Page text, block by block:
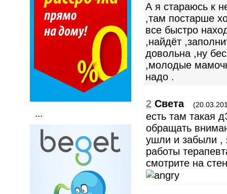
...
А я стараюсь к
,там постарше
все быстро
,найдёт
довольна ,ну
,молодые
надо .
2 Света
есть там такая
обращать
ушли и забыли ,
работы
смотрите на